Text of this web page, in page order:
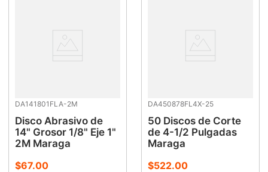
DA141801FLA-2M
Disco Abrasivo de
14" Grosor 1/8" Eje 1"
2M Maraga
$67.00
DA450878FL4X-25
50 Discos de Corte
de 4-1/2 Pulgadas
Maraga
$522.00